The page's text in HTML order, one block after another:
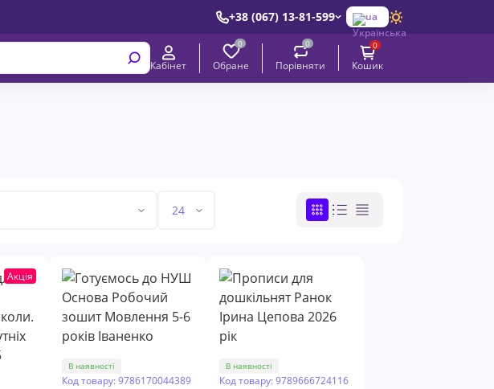
+38 (067) 13-81-599 ua
Кабінет
0
Обране
0
Порівняти
0
Кошик
Акція
В наявності
Код товару: 9786170044389
В наявності
Код товару: 9789666724116